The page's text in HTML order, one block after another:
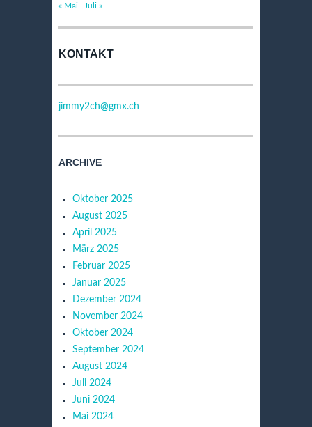
« Mai Juli »
KONTAKT
jimmy2ch@gmx.ch
ARCHIVE
Oktober 2025
August 2025
April 2025
März 2025
Februar 2025
Januar 2025
Dezember 2024
November 2024
Oktober 2024
September 2024
August 2024
Juli 2024
Juni 2024
Mai 2024